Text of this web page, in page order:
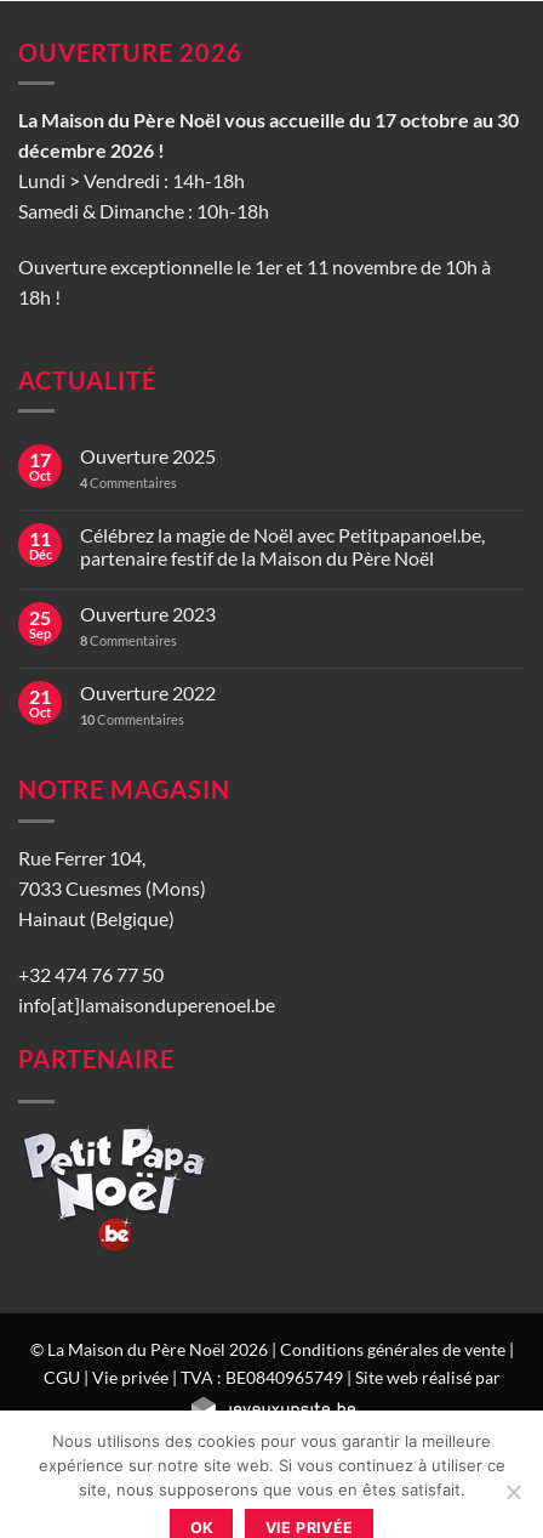
OUVERTURE 2026
La Maison du Père Noël vous accueille du 17 octobre au 30
décembre 2026 !
Lundi > Vendredi : 14h-18h
Samedi & Dimanche : 10h-18h
Ouverture exceptionnelle le 1er et 11 novembre de 10h à
18h !
ACTUALITÉ
17
Oct
Ouverture 2025
4Commentaires
11
Déc
Célébrez la magie de Noël avec Petitpapanoel.be,
partenaire festif de la Maison du Père Noël
25
Sep
Ouverture 2023
8Commentaires
21
Oct
Ouverture 2022
10Commentaires
NOTRE MAGASIN
Rue Ferrer 104,
7033 Cuesmes (Mons)
Hainaut (Belgique)
+32 474 76 77 50
info[at]lamaisonduperenoel.be
PARTENAIRE
© La Maison du Père Noël 2026 | Conditions générales de vente|
CGU| Vie privée| TVA : BE0840965749 | Site web réalisé par
Nous utilisons des cookies pour vous garantir la meilleure
expérience sur notre site web. Si vous continuez à utiliser ce
site, nous supposerons que vous en êtes satisfait.
OK VIE PRIVÉE